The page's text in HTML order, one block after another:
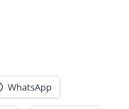
WhatsApp